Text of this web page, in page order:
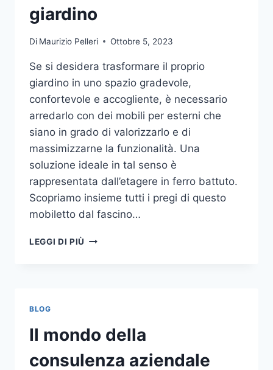
giardino
Di Maurizio Pelleri Ottobre 5, 2023
Se si desidera trasformare il proprio
giardino in uno spazio gradevole,
confortevole e accogliente, è necessario
arredarlo con dei mobili per esterni che
siano in grado di valorizzarlo e di
massimizzarne la funzionalità. Una
soluzione ideale in tal senso è
rappresentata dall’etagere in ferro battuto.
Scopriamo insieme tutti i pregi di questo
mobiletto dal fascino…
LEGGI DI PIÙ ETAGERE
PER
L’ARREDO
GIARDINO
BLOG
Il mondo della
consulenza aziendale